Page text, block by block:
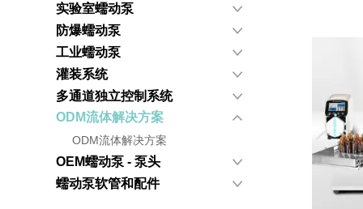
实验室蠕动泵
防爆蠕动泵
工业蠕动泵
灌装系统
多通道独立控制系统
ODM流体解决方案
ODM流体解决方案
OEM蠕动泵 - 泵头
蠕动泵软管和配件